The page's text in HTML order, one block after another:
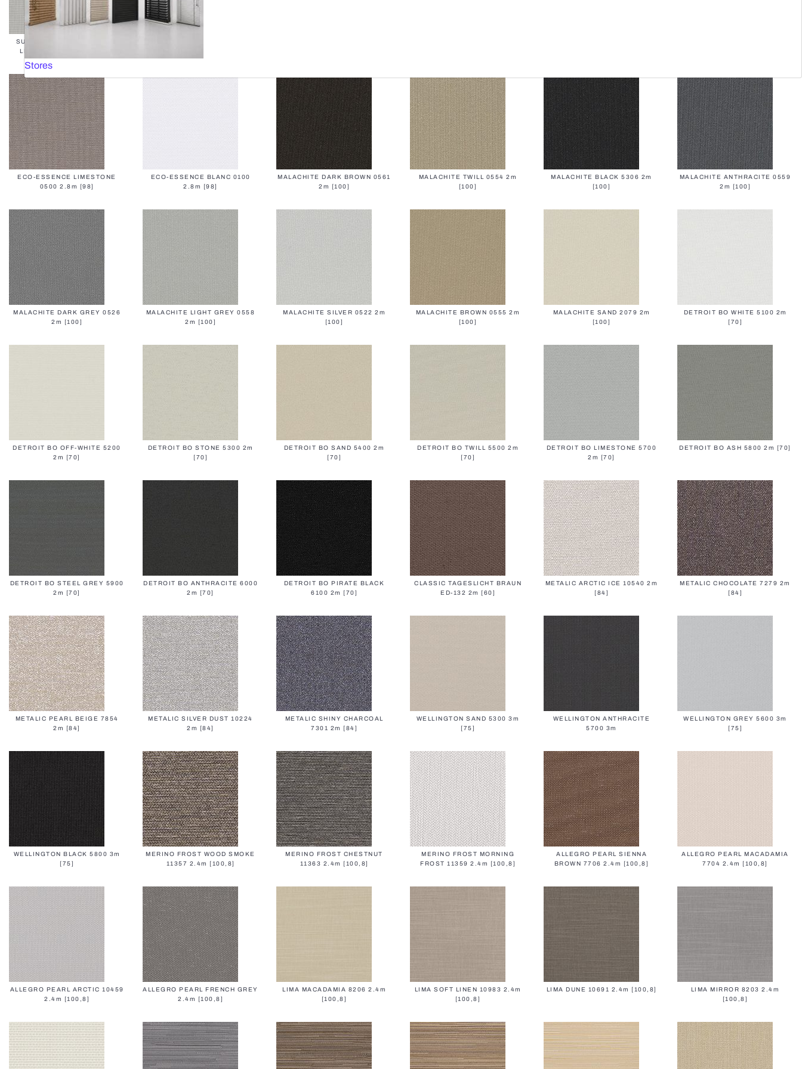
Stores
SUNSHADOW 3% ALU GREY-
LIGHT GREY 2.85m ALU30
ECO-ESSENCE LIMESTONE
0500 2.8m [98]
ECO-ESSENCE BLANC 0100
2.8m [98]
MALACHITE DARK BROWN 0561
2m [100]
MALACHITE TWILL 0554 2m
[100]
MALACHITE BLACK 5306 2m
[100]
MALACHITE ANTHRACITE 0559
2m [100]
MALACHITE DARK GREY 0526
2m [100]
MALACHITE LIGHT GREY 0558
2m [100]
MALACHITE SILVER 0522 2m
[100]
MALACHITE BROWN 0555 2m
[100]
MALACHITE SAND 2079 2m
[100]
DETROIT BO WHITE 5100 2m
[70]
DETROIT BO OFF-WHITE 5200
2m [70]
DETROIT BO STONE 5300 2m
[70]
DETROIT BO SAND 5400 2m
[70]
DETROIT BO TWILL 5500 2m
[70]
DETROIT BO LIMESTONE 5700
2m [70]
DETROIT BO ASH 5800 2m [70]
DETROIT BO STEEL GREY 5900
2m [70]
DETROIT BO ANTHRACITE 6000
2m [70]
DETROIT BO PIRATE BLACK
6100 2m [70]
CLASSIC TAGESLICHT BRAUN
ED-132 2m [60]
METALIC ARCTIC ICE 10540 2m
[84]
METALIC CHOCOLATE 7279 2m
[84]
METALIC PEARL BEIGE 7854
2m [84]
METALIC SILVER DUST 10224
2m [84]
METALIC SHINY CHARCOAL
7301 2m [84]
WELLINGTON SAND 5300 3m
[75]
WELLINGTON ANTHRACITE
5700 3m
WELLINGTON GREY 5600 3m
[75]
WELLINGTON BLACK 5800 3m
[75]
MERINO FROST WOOD SMOKE
11357 2.4m [100,8]
MERINO FROST CHESTNUT
11363 2.4m [100,8]
MERINO FROST MORNING
FROST 11359 2.4m [100,8]
ALLEGRO PEARL SIENNA
BROWN 7706 2.4m [100,8]
ALLEGRO PEARL MACADAMIA
7704 2.4m [100,8]
ALLEGRO PEARL ARCTIC 10459
2.4m [100,8]
ALLEGRO PEARL FRENCH GREY
2.4m [100,8]
LIMA MACADAMIA 8206 2.4m
[100,8]
LIMA SOFT LINEN 10983 2.4m
[100,8]
LIMA DUNE 10691 2.4m [100,8]
LIMA MIRROR 8203 2.4m
[100,8]